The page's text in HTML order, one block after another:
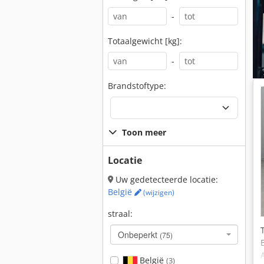
-
Totaalgewicht [kg]:
-
Brandstoftype:
Toon meer
Locatie
Uw gedetecteerde locatie:
België
(wijzigen)
straal:
Onbeperkt (75)
België (3)